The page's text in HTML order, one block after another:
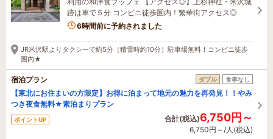
跡は車で５分 コンビニ徒歩圏内！繁華街アクセス◎
2名がこの宿を見ています
6時間前に予約されました
JR米沢駅よりタクシーで約5分（積雪時約10分）駐車場無料！コンビニ徒歩
圏内★
宿泊プラン ダブル 食事なし
【東北にお住まいの方限定】お得に泊まって地元の魅力を再発見！！やみ
つき夜食無料★素泊まりプラン
ポイントUP 合計(税込)6,750円～
6,750円～/人(税込)